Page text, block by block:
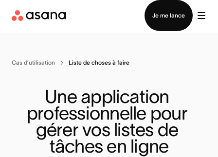
Je me lance
Contacter le service commercial
Cas d’utilisation Liste de choses à faire
Une application
professionnelle pour
gérer vos listes de
tâches en ligne